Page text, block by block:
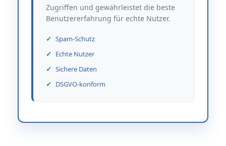
Zugriffen und gewährleistet die beste
Benutzererfahrung für echte Nutzer.
Spam-Schutz
Echte Nutzer
Sichere Daten
DSGVO-konform